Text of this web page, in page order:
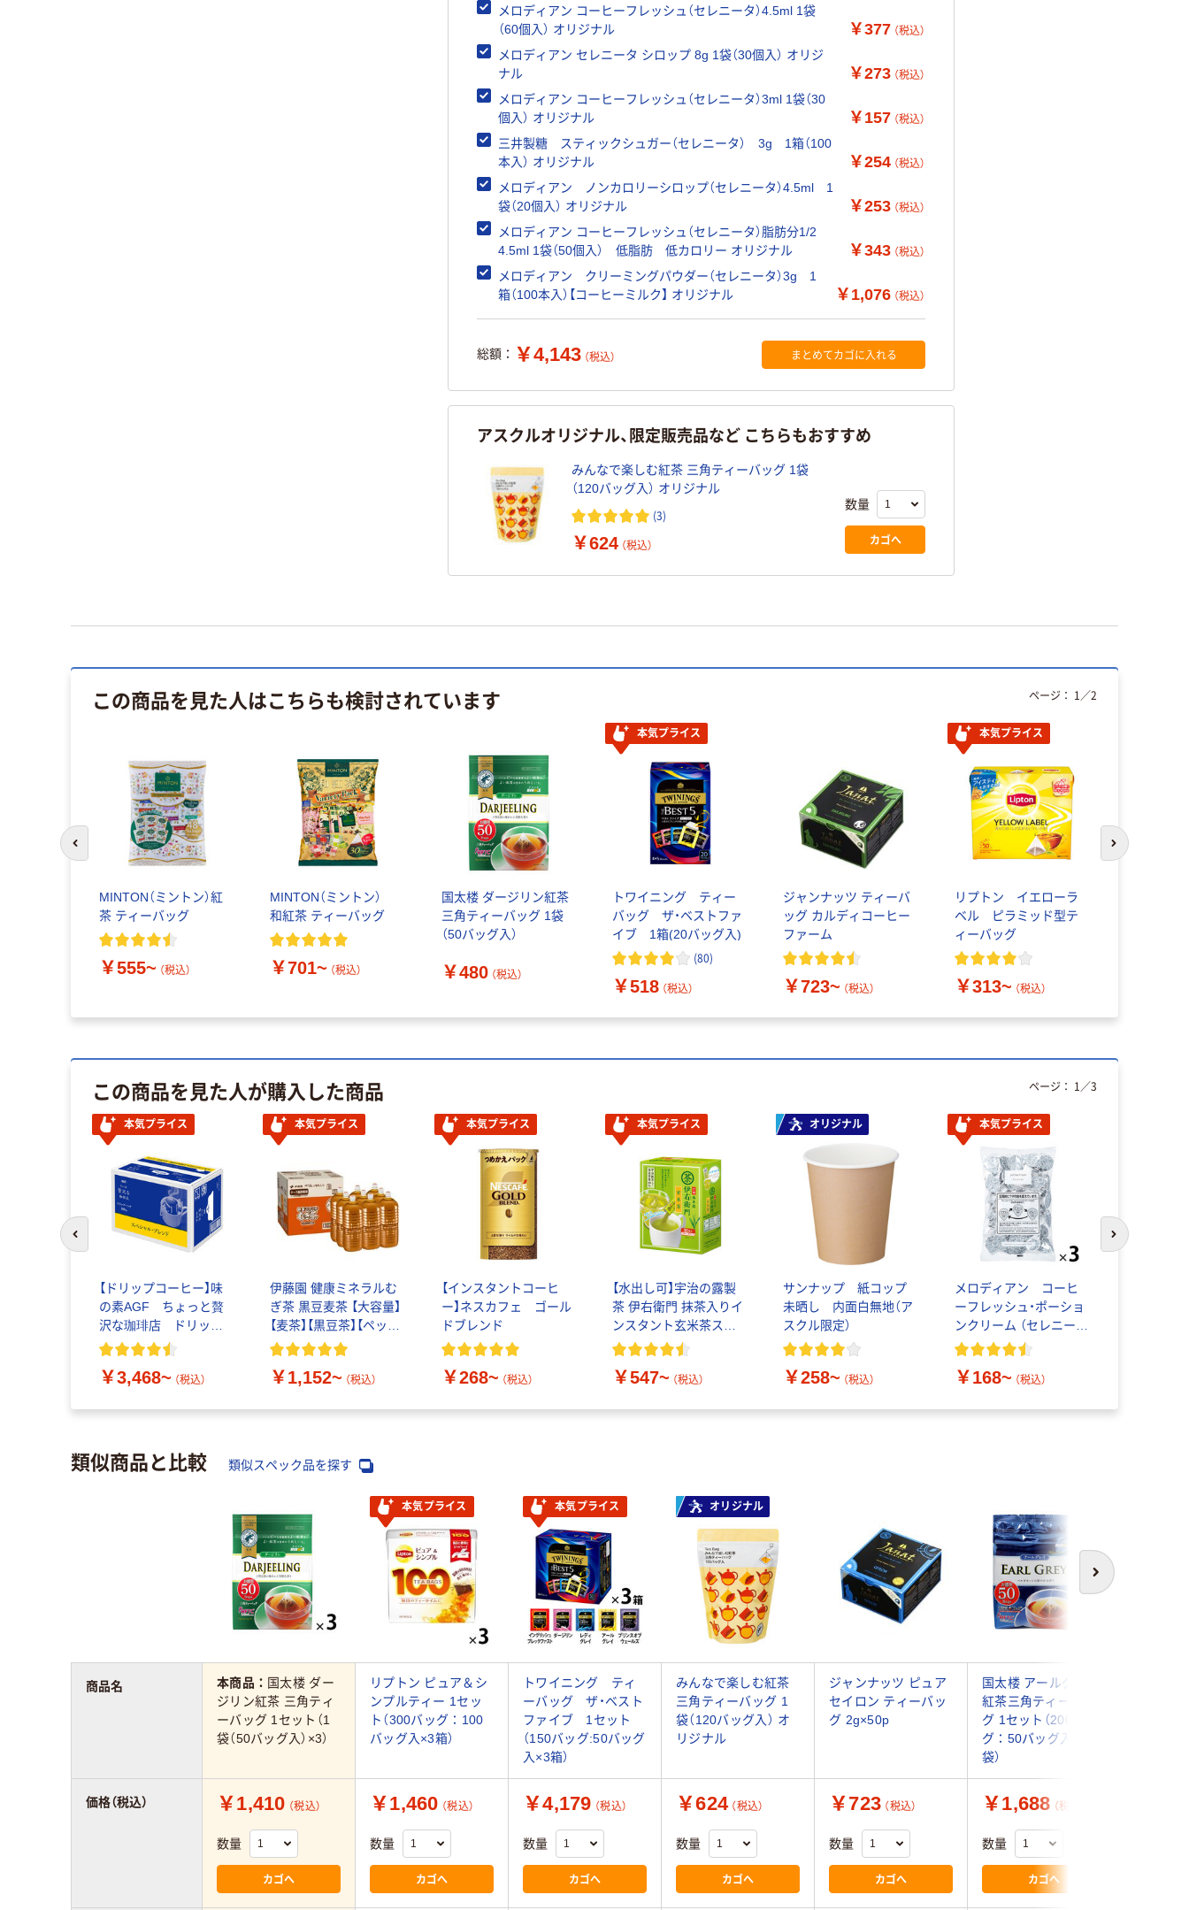
メロディアン コーヒーフレッシュ（セレニータ）4.5ml 1袋
（60個入） オリジナル
￥377 （税込）
メロディアン セレニータ シロップ 8g 1袋（30個入） オリジ
ナル
￥273 （税込）
メロディアン コーヒーフレッシュ（セレニータ）3ml 1袋（30
個入） オリジナル
￥157 （税込）
三井製糖 スティックシュガー（セレニータ） 3g 1箱（100
本入） オリジナル
￥254 （税込）
メロディアン ノンカロリーシロップ（セレニータ）4.5ml 1
袋（20個入） オリジナル
￥253 （税込）
メロディアン コーヒーフレッシュ（セレニータ）脂肪分1/2
4.5ml 1袋（50個入） 低脂肪 低カロリー オリジナル
￥343 （税込）
メロディアン クリーミングパウダー（セレニータ）3g 1
箱（100本入）【コーヒーミルク】 オリジナル
￥1,076 （税込）
総額： ￥4,143 （税込） まとめてカゴに入れる
アスクルオリジナル、限定販売品など こちらもおすすめ
みんなで楽しむ紅茶 三角ティーバッグ 1袋
（120バッグ入） オリジナル
(3)
￥624 （税込）
数量
カゴへ
この商品を見た人はこちらも検討されています
MINTON（ミントン）紅
茶 ティーバッグ
￥555~ （税込）
MINTON（ミントン）
和紅茶 ティーバッグ
￥701~ （税込）
国太楼 ダージリン紅茶
三角ティーバッグ 1袋
（50バッグ入）
￥480 （税込）
本気プライス
トワイニング ティー
バッグ ザ・ベストファ
イブ 1箱(20バッグ入)
(80)
￥518 （税込）
ジャンナッツ ティーバ
ッグ カルディコーヒー
ファーム
￥723~ （税込）
本気プライス
リプトン イエローラ
ベル ピラミッド型テ
ィーバッグ
￥313~ （税込）
ページ： 1 ／2
前のスライドへ 次のスライド
この商品を見た人が購入した商品
本気プライス
【ドリップコーヒー】味
の素AGF ちょっと贅
沢な珈琲店 ドリップ
コーヒー
￥3,468~ （税込）
本気プライス
伊藤園 健康ミネラルむ
ぎ茶 黒豆麦茶 【大容量】
【麦茶】【黒豆茶】【ペット
ボトル】【ノンカフェイ
￥1,152~ （税込）
本気プライス
【インスタントコーヒ
ー】ネスカフェ ゴール
ドブレンド
￥268~ （税込）
本気プライス
【水出し可】宇治の露製
茶 伊右衛門 抹茶入りイ
ンスタント玄米茶ステ
ィック
￥547~ （税込）
オリジナル
サンナップ 紙コップ
未晒し 内面白無地（ア
スクル限定）
￥258~ （税込）
本気プライス
メロディアン コーヒ
ーフレッシュ・ポーショ
ンクリーム （セレニー
タ）
￥168~ （税込）
ページ： 1 ／3
前のスライドへ 次のスライド
類似商品と比較 類似スペック品を探す
次へ
本気プライス 本気プライス オリジナル
本商品： 国太楼 ダー
ジリン紅茶 三角ティ
ーバッグ 1セット（1
袋（50バッグ入）×3）
リプトン ピュア＆シ
ンプルティー 1セッ
ト（300バッグ：100
バッグ入×3箱）
トワイニング ティ
ーバッグ ザ・ベスト
ファイブ 1セット
（150バッグ:50バッグ
入×3箱）
みんなで楽しむ紅茶
三角ティーバッグ 1
袋（120バッグ入） オ
リジナル
ジャンナッツ ピュア
セイロン ティーバッ
グ 2g×50p
国太楼 アールグレイ
紅茶三角ティーバッ
グ 1セット（200バッ
グ：50バッグ入×4
袋）
￥1,410 （税込）
数量
カゴへ
￥1,460 （税込）
数量
カゴへ
￥4,179 （税込）
数量
カゴへ
￥624 （税込）
数量
カゴへ
￥723 （税込）
数量
カゴへ
￥1,688 （税込）
数量
カゴへ
商品名
価格（税込）